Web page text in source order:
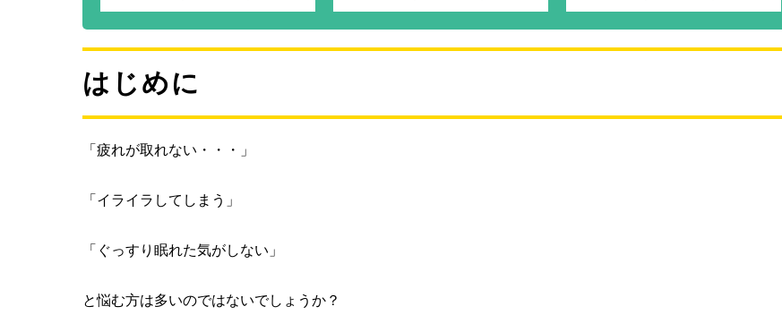
はじめに
「疲れが取れない・・・」
「イライラしてしまう」
「ぐっすり眠れた気がしない」
と悩む方は多いのではないでしょうか？